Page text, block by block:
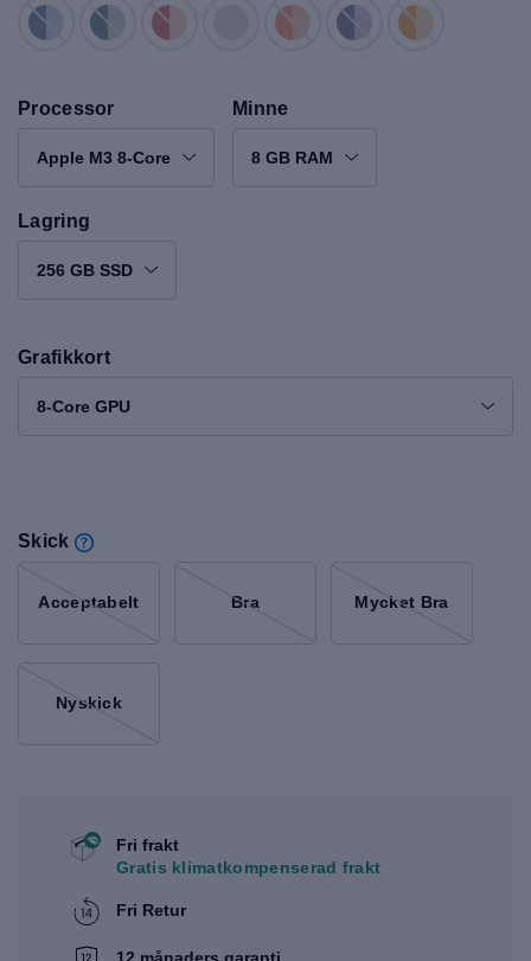
Processor
Apple M3 8-Core
Minne
8 GB RAM
Lagring
256 GB SSD
Grafikkort
8-Core GPU
Skick
Acceptabelt Bra Mycket Bra
Nyskick
Fri frakt
Gratis klimatkompenserad frakt
Fri Retur